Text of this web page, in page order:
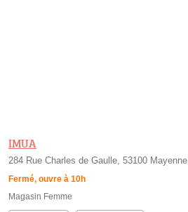
IMUA
284 Rue Charles de Gaulle, 53100 Mayenne
Fermé, ouvre à 10h
Magasin Femme